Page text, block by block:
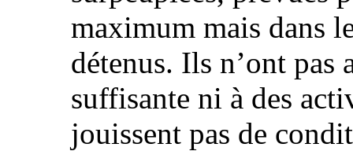
maximum mais dans
détenus. Ils n’ont pas
suffisante ni à des
jouissent pas de